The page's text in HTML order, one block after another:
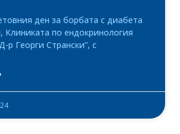
ден за борбата с диабета
Клиниката по ендокринология
Георги Странски”, с